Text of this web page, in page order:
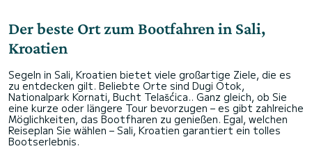
Der beste Ort zum Bootfahren in Sali,
Kroatien
Segeln in Sali, Kroatien bietet viele großartige Ziele, die es
zu entdecken gilt. Beliebte Orte sind Dugi Otok,
Nationalpark Kornati, Bucht Telašćica.. Ganz gleich, ob Sie
eine kurze oder längere Tour bevorzugen – es gibt zahlreiche
Möglichkeiten, das Bootfharen zu genießen. Egal, welchen
Reiseplan Sie wählen – Sali, Kroatien garantiert ein tolles
Bootserlebnis.